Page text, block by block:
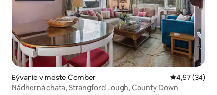
Bývanie v meste Comber Priemerné
4,97 (34)
Nádherná chata, Strangford Lough, County Down